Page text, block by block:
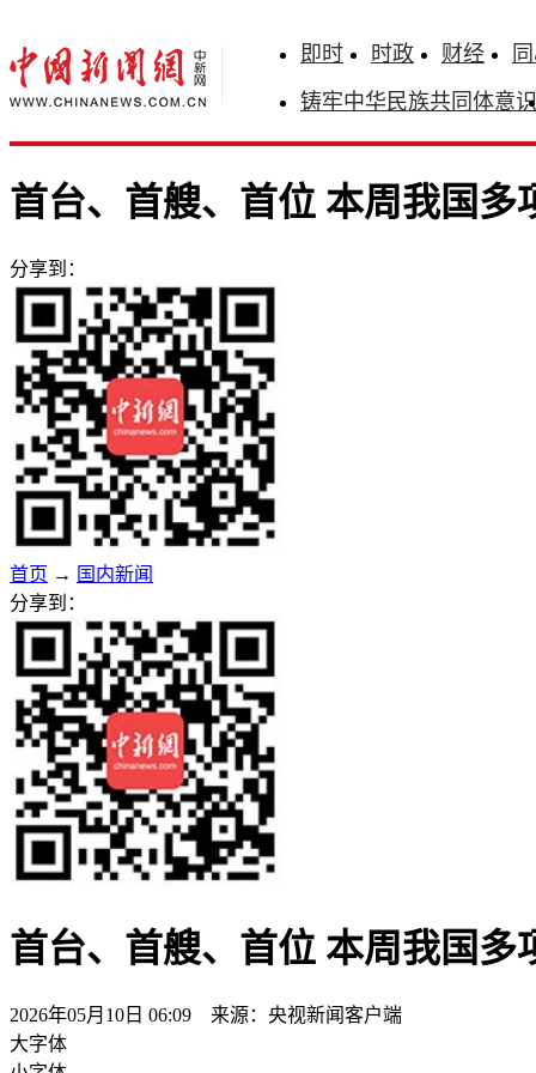
即时 时政 财经
铸牢中华民族共同体意识
首台、首艘、首位 本周我国多
分享到：
首页 → 国内新闻
分享到：
首台、首艘、首位 本周我国多
2026年05月10日 06:09 来源：央视新闻客户端
大字体